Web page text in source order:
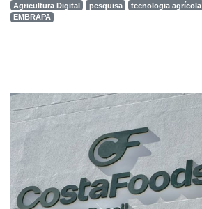
Agricultura Digital
pesquisa
tecnologia agrícola
EMBRAPA